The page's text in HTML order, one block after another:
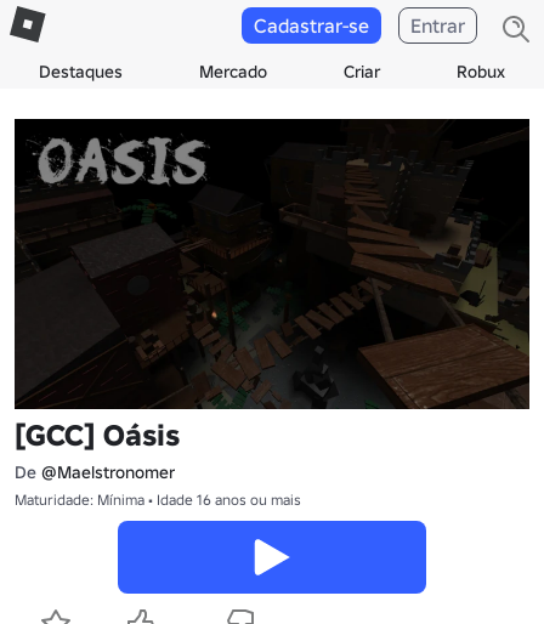
Destaques Mercado Criar Robux
Cadastrar-se Entrar
[GCC] Oásis
De @Maelstronomer
Maturidade: Mínima • Idade 16 anos ou mais